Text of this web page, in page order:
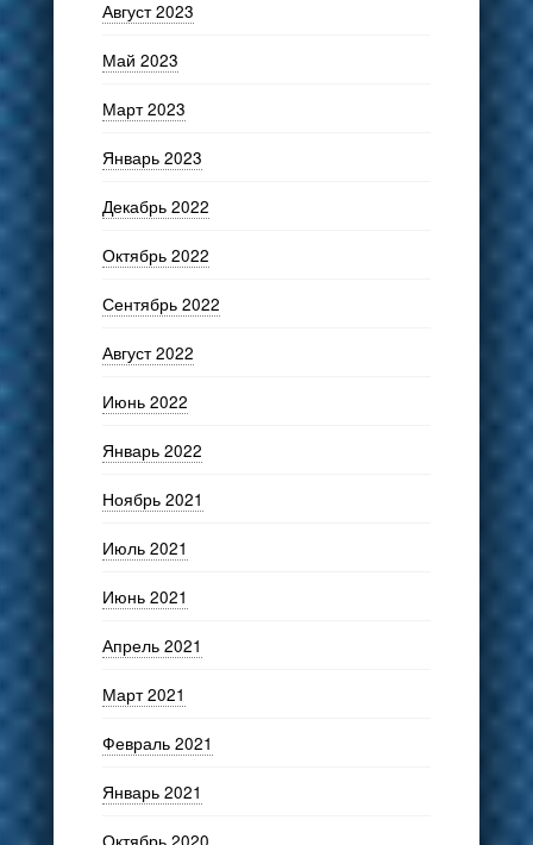
Август 2023
Май 2023
Март 2023
Январь 2023
Декабрь 2022
Октябрь 2022
Сентябрь 2022
Август 2022
Июнь 2022
Январь 2022
Ноябрь 2021
Июль 2021
Июнь 2021
Апрель 2021
Март 2021
Февраль 2021
Январь 2021
Октябрь 2020